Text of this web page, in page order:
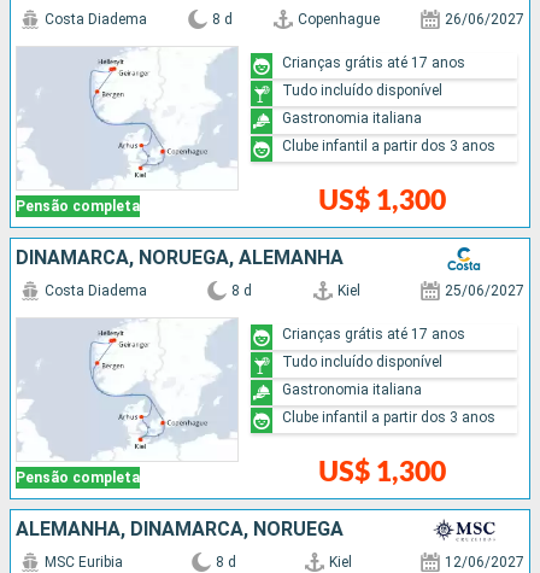
Pensão completa
Costa Diadema 8 d Copenhague 26/06/2027
US$ 1,300
Crianças grátis até 17 anos
Tudo incluído disponível
Gastronomia italiana
Clube infantil a partir dos 3 anos
DINAMARCA, NORUEGA, ALEMANHA
Pensão completa
Costa Diadema 8 d Kiel 25/06/2027
US$ 1,300
Crianças grátis até 17 anos
Tudo incluído disponível
Gastronomia italiana
Clube infantil a partir dos 3 anos
ALEMANHA, DINAMARCA, NORUEGA
MSC Euribia 8 d Kiel 12/06/2027